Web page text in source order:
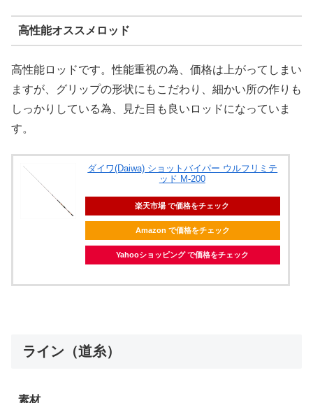
高性能オススメロッド
高性能ロッドです。性能重視の為、価格は上がってしまい
ますが、グリップの形状にもこだわり、細かい所の作りも
しっかりしている為、見た目も良いロッドになっていま
す。
ダイワ(Daiwa) ショットバイパー ウルフリミテ
ッド M-200
楽天市場 で価格をチェック
Amazon で価格をチェック
Yahooショッピング で価格をチェック
ライン（道糸）
素材